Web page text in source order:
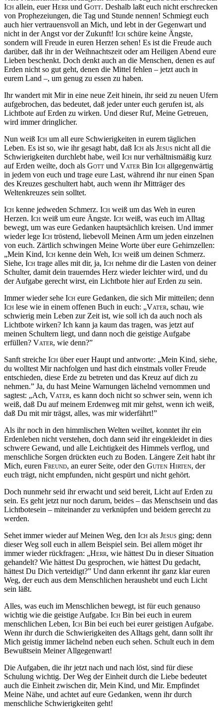
Ich allein, euerHerr und Gott. Deshalb laßt euch nicht erschrecken
von Prophezeiungen, die Tag und Stunde nennen! Schmiegt euch
auch hier vertrauensvoll an Mich, und lebt in der Gegenwart und
nicht in der Angst vor der Zukunft! Ich schüre keine Ängste,
sondern will Freude in euren Herzen sehen! Es ist die Freude auch
darüber, daß ihr in der Weihnachtszeit oder am Heiligen Abend eure
Lieben beschenkt. Doch denkt auch an die Menschen, denen es auf
Erden nicht so gut geht, denen die Mittel fehlen – jetzt auch in
eurem Land –, um genug zu essen zu haben.
Ihr wandert mit Mir in eine neue Zeit hinein, ihr seid zu neuen Ufern
aufgebrochen, das bedeutet, daß jeder unter euch gerufen ist, als
Lichtbote auf Erden zu wirken. Und dieser Ruf, Meine Getreuen,
wird immer dringlicher.
Nun weiß Ich um all eure Schwierigkeiten in eurem täglichen
Leben. Es ist so, wie ihr gesagt habt, daß Ich als Jesus nicht all die
Schwierigkeiten durchlebt habe, weil Ich nur verhältnismäßig kurz
auf Erden weilte, doch als Gott und Vater Bin Ich allgegenwärtig
in jedem von euch und trage eure Last, während ihr nur einen Span
des Kreuzes geschultert habt, auch wenn ihr Mitträger des
Weltenkreuzes sein solltet.
Ich kenne jedweden Schmerz. Ich weiß um das Weh in euren
Herzen. Ich weiß um eure Ängste. Ich weiß, was euch im Alltag
bewegt, um was eure Gedanken hauptsächlich kreisen. Und immer
wieder lege Ich tröstend, liebevoll Meinen Arm um jeden einzelnen
von euch. Zärtlich schwingen Meine Worte über eure Gehirnzellen:
„Mein Kind, Ich kenne dein Weh, Ich weiß um deinen Schmerz.
Siehe, Ich trage alles mit dir, ja, Ich nehme dir die Lasten von deiner
Schulter, damit dein trauerndes Herz wieder leichter wird, und du
der Aufgabe gerecht wirst, ein Lichtbote hier auf Erden zu sein.
Immer wieder sehe Ich eure Gedanken, die sich Mir mitteilen; denn
Ich lese wie in einem offenen Buch in euch: „Vater, schau, wie
schwierig mein Leben zur Zeit ist, wie soll ich da auch noch als
Lichtbote wirken? Ich kann ja kaum das tragen, was jetzt auf
meinen Schultern liegt, und dann noch die geistige Aufgabe
erfüllen? Vater, wie denn?”
Sanft streiche Ich über euer Haupt und antworte: „Mein Kind, siehe,
du wolltest Mir nachfolgen und hast dich einstmals voller Freude
entschieden, diese Erde zu betreten und das Kreuz auf dich zu
nehmen.” Ja, du hast Meine Warnungen lächelnd vernommen und
sagtest: „Ach, Vater, es kann doch nicht so schwer sein, wenn ich
weiß, daß Du auf meinem Erdenweg mit mir gehst, wenn ich weiß,
daß Du mit mir trägst, alles, was mir widerfährt!”
Als ihr noch in den himmlischen Welten weiltet, konntet ihr ein
Erdenleben nicht verstehen, doch dann seid ihr eingekleidet in dies
schwere Gewand, und alle Leichtigkeit des Himmels verflog, und
menschliche Sorgen drückten euch zu Boden. Längere Zeit habt ihr
Mich, euren Freund, an eurer Seite, oder den Guten Hirten, der
euch trägt, nicht empfunden, nicht gespürt und nicht gehört.
Doch nunmehr seid ihr erwacht und seid bereit, Licht auf Erden zu
sein. Es geht jetzt nur noch darum, beides – das Menschsein und das
Lichtbotesein – miteinander zu verknüpfen und beidem gerecht zu
werden.
Sehet immer wieder auf Meinen Weg, den Ich als Jesus ging; denn
dieser Weg soll euch in allem Beispiel sein. Bei allem möget ihr
immer wieder rückfragen: „Herr, wie hättest Du in dieser Situation
gehandelt? Wie hättest Du gesprochen, wie hättest Du gedacht,
hättest Du Dich verteidigt?” Und dann erkennt ihr ganz klar euren
Weg, der euch aus dem Menschlichen heraushebt und euch Licht
sein läßt.
Alles, was euch im Menschlichen bewegt, ist für euch genauso
wichtig wie die geistige Aufgabe. Ich Bin bei euch in eurem
menschlichen Leben, Ich Bin bei euch bei eurer geistigen Aufgabe.
Wenn ihr durch die Schwierigkeiten des Alltags geht, dann sollt ihr
Mich geistig immer lächelnd neben euch sehen. Schult euch in dem
Bewußtsein Meiner Allgegenwart!
Die Aufgaben, die ihr jetzt nach und nach löst, sind für diese
Schulung wichtig. Der Weg der Einheit durch die Liebe bedeutet
auch die Einheit zwischen dir, Mein Kind, und Mir. Empfindet
Meine Nähe, und achtet auf eure Gedanken, wenn ihr durch
menschliche Schwierigkeiten geht!